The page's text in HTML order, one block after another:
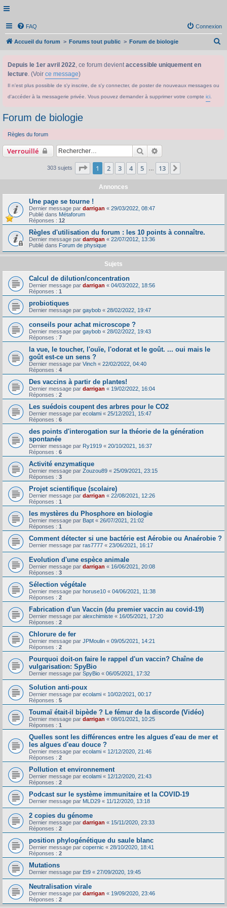
FAQ Connexion
Accueil du forum Forums tout public Forum de biologie
Depuis le 1er avril 2022, ce forum devientaccessible uniquement en
lecture. (Voir ce message)
Il n'est plus possible de s'y inscrire, de s'y connecter, de poster de nouveaux messages ou
d'accéder à la messagerie privée. Vous pouvez demander à supprimer votre compte ici
Forum de biologie
Règles du forum
Verrouillé Rechercher
303 sujets Page 1sur13
1 2 3 4 5 13
Annonces
Une page se tourne !
Dernier message par darrigan « 29/03/2022, 08:47
Publié dans Métaforum
Réponses : 12
Règles d'utilisation du forum : les 10 points à connaître.
Dernier message par darrigan « 22/07/2012, 13:36
Publié dans Forum de physique
Sujets
Calcul de dilution/concentration
Dernier message par darrigan « 04/03/2022, 18:56
Réponses : 1
probiotiques
Dernier message par gaybob « 28/02/2022, 19:47
conseils pour achat microscope ?
Dernier message par gaybob « 28/02/2022, 19:43
Réponses : 7
la vue, le toucher, l'ouïe, l'odorat et le goût. ... oui mais le
goût est-ce un sens ?
Dernier message par Vinch « 22/02/2022, 04:40
Réponses : 4
Des vaccins à partir de plantes!
Dernier message par darrigan « 19/02/2022, 16:04
Réponses : 2
Les suédois coupent des arbres pour le CO2
Dernier message par ecolami « 25/12/2021, 15:47
Réponses : 6
des points d'interogation sur la théorie de la génération
spontanée
Dernier message par Ry1919 « 20/10/2021, 16:37
Réponses : 6
Activité enzymatique
Dernier message par Zouzou89 « 25/09/2021, 23:15
Réponses : 3
Projet scientifique (scolaire)
Dernier message par darrigan « 22/08/2021, 12:26
Réponses : 1
les mystères du Phosphore en biologie
Dernier message par Bapt « 26/07/2021, 21:02
Réponses : 1
Comment détecter si une bactérie est Aérobie ou Anaérobie ?
Dernier message par ras7777 « 23/06/2021, 16:17
Evolution d'une espèce animale
Dernier message par darrigan « 16/06/2021, 20:08
Réponses : 3
Sélection végétale
Dernier message par horuse10 « 04/06/2021, 11:38
Réponses : 2
Fabrication d'un Vaccin (du premier vaccin au covid-19)
Dernier message par alexchimiste « 16/05/2021, 17:20
Réponses : 2
Chlorure de fer
Dernier message par JPMoulin « 09/05/2021, 14:21
Réponses : 2
Pourquoi doit-on faire le rappel d'un vaccin? Chaîne de
vulgarisation: SpyBio
Dernier message par SpyBio « 06/05/2021, 17:32
Solution anti-poux
Dernier message par ecolami « 10/02/2021, 00:17
Réponses : 5
Toumaï était-il bipède ? Le fémur de la discorde (Vidéo)
Dernier message par darrigan « 08/01/2021, 10:25
Réponses : 1
Quelles sont les différences entre les algues d'eau de mer et
les algues d'eau douce ?
Dernier message par ecolami « 12/12/2020, 21:46
Réponses : 2
Pollution et environnement
Dernier message par ecolami « 12/12/2020, 21:43
Réponses : 2
Podcast sur le système immunitaire et la COVID-19
Dernier message par MLD29 « 11/12/2020, 13:18
2 copies du génome
Dernier message par darrigan « 15/11/2020, 23:33
Réponses : 2
position phylogénétique du saule blanc
Dernier message par copernic « 28/10/2020, 18:41
Réponses : 2
Mutations
Dernier message par Et9 « 27/09/2020, 19:45
Neutralisation virale
Dernier message par darrigan « 19/09/2020, 23:46
Réponses : 2